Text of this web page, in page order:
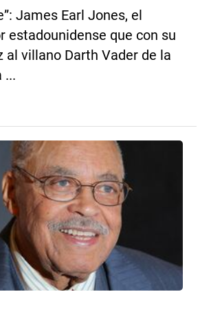
James Earl Jones, el
estadounidense que con su
al villano Darth Vader de la
...